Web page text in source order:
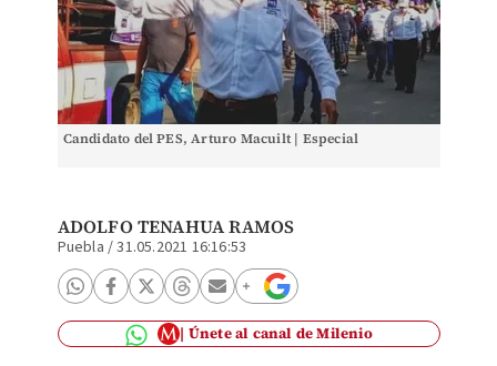
Candidato del PES, Arturo Macuilt | Especial
ADOLFO TENAHUA RAMOS
Puebla /31.05.2021 16:16:53
Únete al canal de Milenio